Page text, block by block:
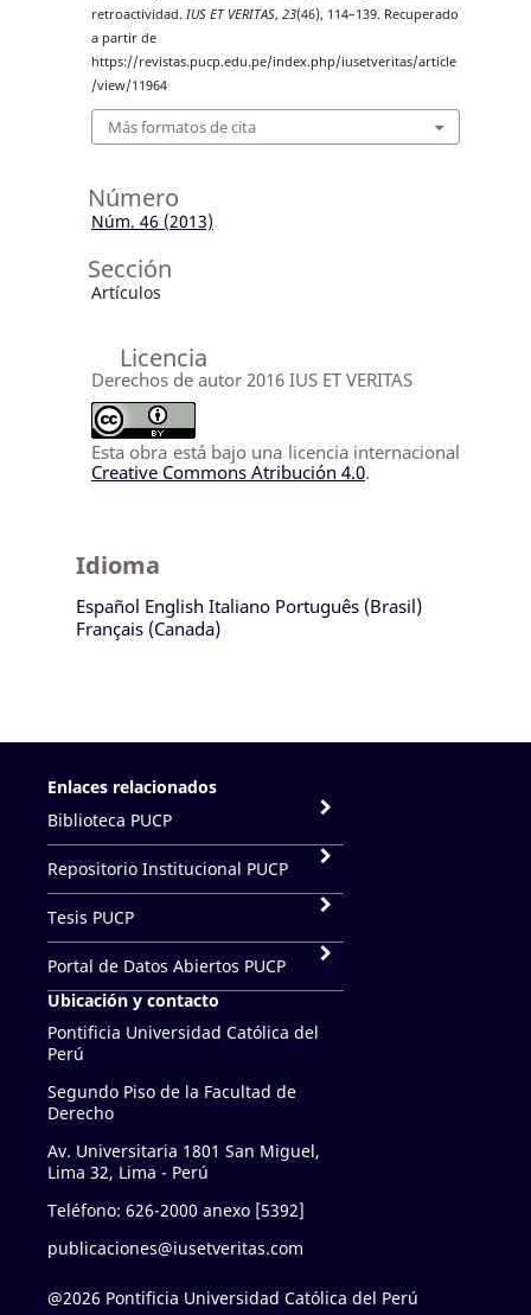
retroactividad. IUS ET VERITAS, 23(46), 114–139. Recuperado
a partir de
https://revistas.pucp.edu.pe/index.php/iusetveritas/article
/view/11964
Más formatos de cita
Número
Núm. 46 (2013)
Sección
Artículos
Licencia
Derechos de autor 2016 IUS ET VERITAS
Esta obra está bajo una licencia internacional
Creative Commons Atribución 4.0.
Idioma
Español English Italiano Português (Brasil)
Français (Canada)
Enlaces relacionados
Biblioteca PUCP
Repositorio Institucional PUCP
Tesis PUCP
Portal de Datos Abiertos PUCP
Ubicación y contacto
Pontificia Universidad Católica del
Perú
Segundo Piso de la Facultad de
Derecho
Av. Universitaria 1801 San Miguel,
Lima 32, Lima - Perú
Teléfono: 626-2000 anexo [5392]
publicaciones@iusetveritas.com
@2026 Pontificia Universidad Católica del Perú